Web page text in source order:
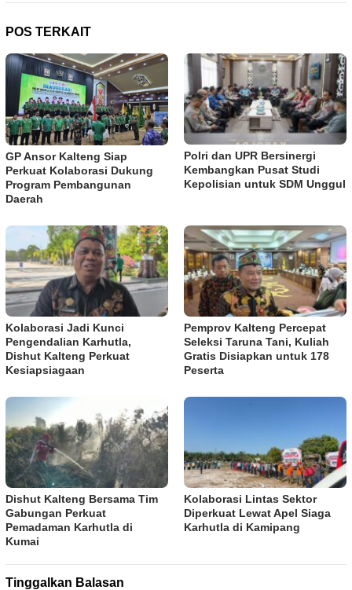
POS TERKAIT
GP Ansor Kalteng Siap
Perkuat Kolaborasi Dukung
Program Pembangunan
Daerah
Polri dan UPR Bersinergi
Kembangkan Pusat Studi
Kepolisian untuk SDM Unggul
Kolaborasi Jadi Kunci
Pengendalian Karhutla,
Dishut Kalteng Perkuat
Kesiapsiagaan
Pemprov Kalteng Percepat
Seleksi Taruna Tani, Kuliah
Gratis Disiapkan untuk 178
Peserta
Dishut Kalteng Bersama Tim
Gabungan Perkuat
Pemadaman Karhutla di
Kumai
Kolaborasi Lintas Sektor
Diperkuat Lewat Apel Siaga
Karhutla di Kamipang
Tinggalkan Balasan